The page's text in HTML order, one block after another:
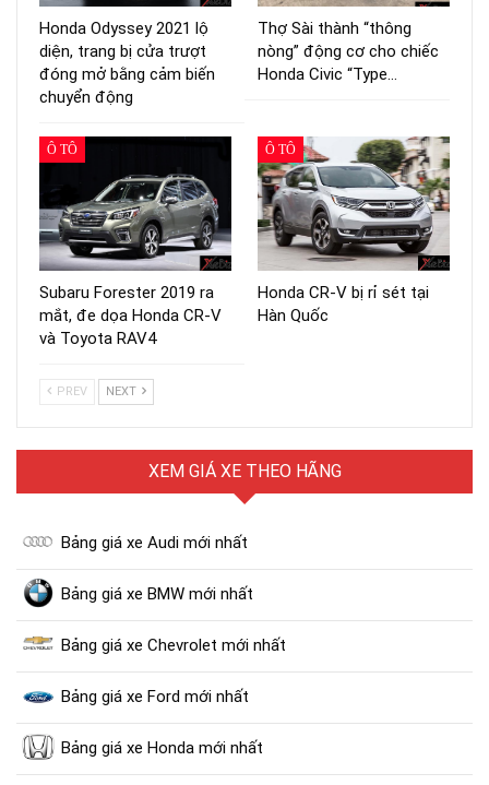
Honda Odyssey 2021 lộ
diện, trang bị cửa trượt
đóng mở bằng cảm biến
chuyển động
Thợ Sài thành “thông
nòng” động cơ cho chiếc
Honda Civic “Type…
Ô TÔ
Subaru Forester 2019 ra
mắt, đe dọa Honda CR-V
và Toyota RAV4
Ô TÔ
Honda CR-V bị rỉ sét tại
Hàn Quốc
PREV NEXT
XEM GIÁ XE THEO HÃNG
Bảng giá xe Audi mới nhất
Bảng giá xe BMW mới nhất
Bảng giá xe Chevrolet mới nhất
Bảng giá xe Ford mới nhất
Bảng giá xe Honda mới nhất